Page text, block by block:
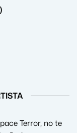
Terror, no te